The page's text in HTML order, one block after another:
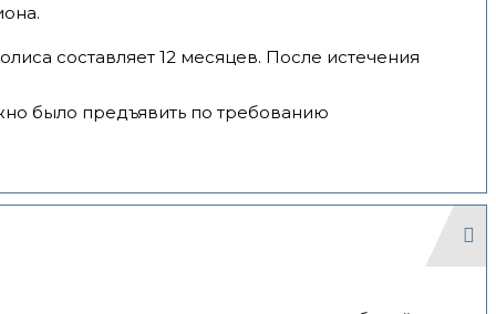
составляет 12 месяцев. После истечения
было предъявить по требованию